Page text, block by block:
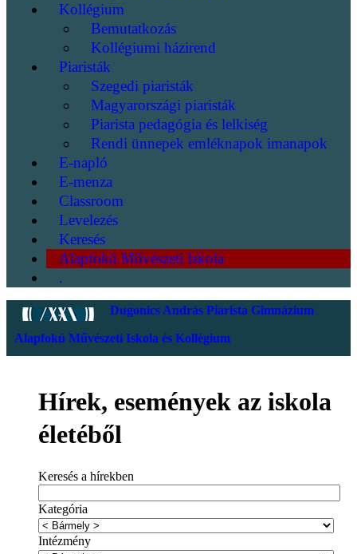
Kollégium
Bemutatkozás
Kollégiumi házirend
Piaristák
Szegedi piaristák
Magyarországi piaristák
Piarista pedagógia és lelkiség
Rendi ünnepek emléknapok imanapok
E-napló
E-menza
Classroom
Levelezés
Keresés
Alapfokú Művészeti Iskola
.
Dugonics András Piarista Gimnázium
Alapfokú Művészeti Iskola és Kollégium
Hírek, események az iskola
életéből
Keresés a hírekben
Kategória
Intézmény